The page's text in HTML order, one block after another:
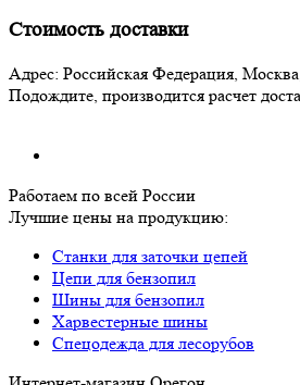
Стоимость доставки
Адрес: Российская Федерация,
Подождите, производится расчет
Работаем по всей России
Лучшие цены на продукцию:
Станки для заточки цепей
Цепи для бензопил
Шины для бензопил
Харвестерные шины
Спецодежда для лесорубов